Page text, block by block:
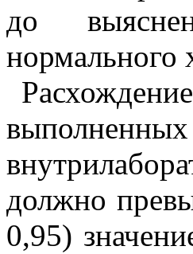
до
нормального
должно
0,95)